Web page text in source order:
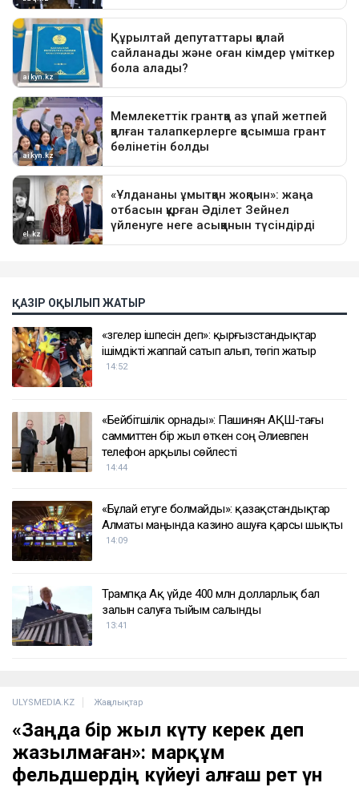
ҚАЗІР ОҚЫЛЫП ЖАТЫР
«Өзгелер ішпесін деп»: қырғызстандықтар
ішімдікті жаппай сатып алып, төгіп жатыр
14:52
«Бейбітшілік орнады»: Пашинян АҚШ-тағы
саммиттен бір жыл өткен соң Әлиевпен
телефон арқылы сөйлесті
14:44
«Бұлай етуге болмайды»: қазақстандықтар
Алматы маңында казино ашуға қарсы шықты
14:09
Трампқа Ақ үйде 400 млн долларлық бал
залын салуға тыйым салынды
13:41
ULYSMEDIA.KZ Жаңалықтар
«Заңда бір жыл күту керек деп
жазылмаған»: марқұм
фельдшердің күйеуі алғаш рет үн